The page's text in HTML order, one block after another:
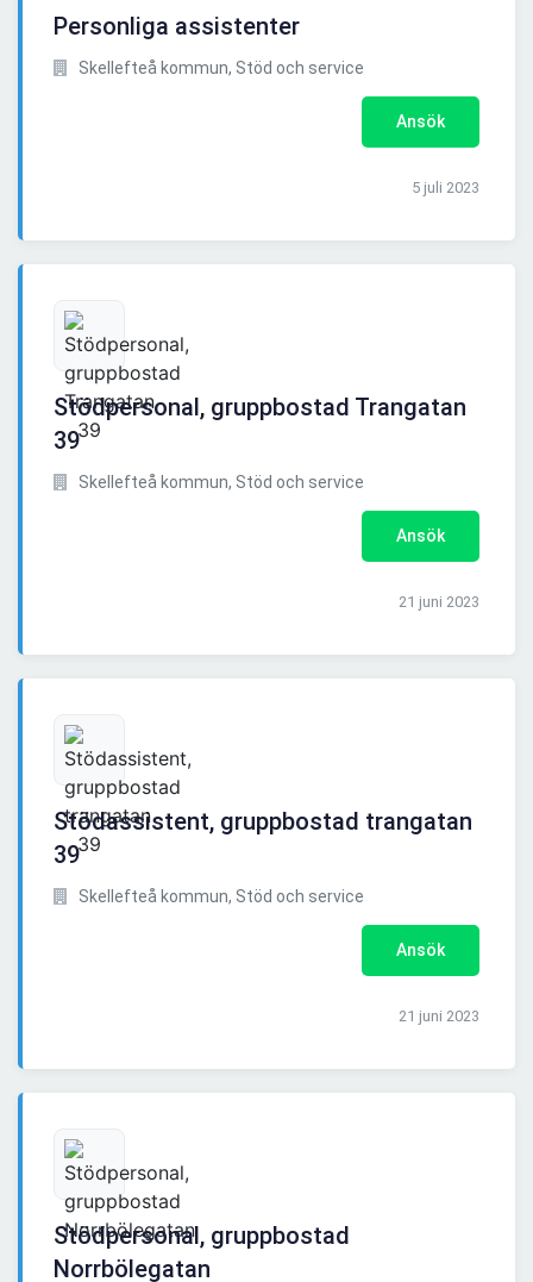
Personliga assistenter
Skellefteå kommun, Stöd och service
Ansök
5 juli 2023
Stödpersonal, gruppbostad Trangatan
39
Skellefteå kommun, Stöd och service
Ansök
21 juni 2023
Stödassistent, gruppbostad trangatan
39
Skellefteå kommun, Stöd och service
Ansök
21 juni 2023
Stödpersonal, gruppbostad
Norrbölegatan